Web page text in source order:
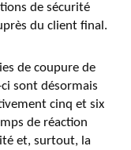
de sécurité
du client final.
de coupure de
ci sont désormais
cinq et six
de réaction
et, surtout, la